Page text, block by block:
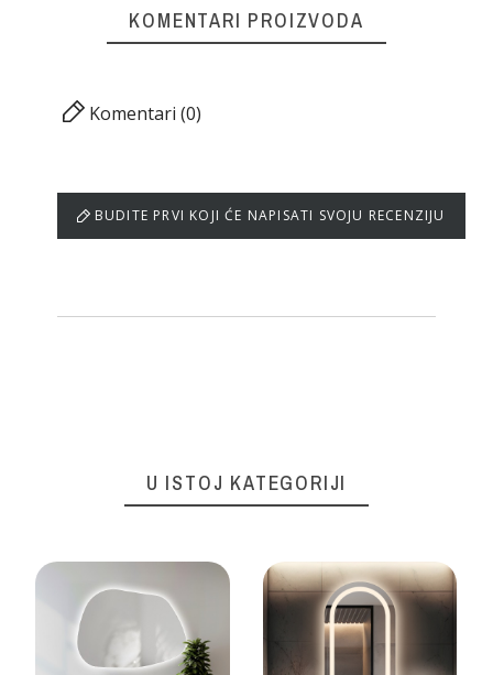
KOMENTARI PROIZVODA
Komentari (0)
BUDITE PRVI KOJI ĆE NAPISATI SVOJU RECENZIJU
U ISTOJ KATEGORIJI